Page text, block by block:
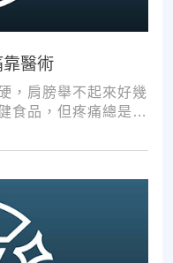
醫術
，肩膀舉不起來好幾
食品，但疼痛總是時